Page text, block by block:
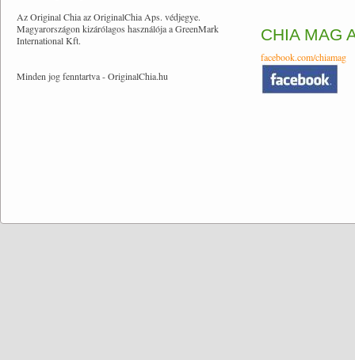
Az Original Chia az OriginalChia Aps. védjegye.
Magyarországon kizárólagos használója a GreenMark
International Kft.
Minden jog fenntartva - OriginalChia.hu
CHIA MAG
facebook.com/chiamag